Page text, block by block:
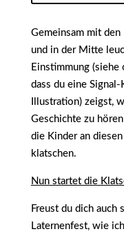
Gemeinsam mit
und in der Mitte
Einstimmung (siehe
dass du eine
Illustration) zeigst,
Geschichte zu
die Kinder an
klatschen.
Nun startet die
Freust du dich auch
Laternenfest, wie